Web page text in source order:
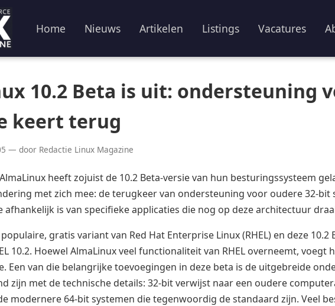
Home Nieuws Artikelen Listings Vacatures
10.2 Beta is uit: ondersteuning
keert terug
— door Redactie Linux Magazine
heeft zojuist de 10.2 Beta-versie van hun besturingssysteem
met zich mee: de terugkeer van ondersteuning voor oudere 32-
afhankelijk is van specifieke applicaties die nog op deze architectuur
gratis variant van Red Hat Enterprise Linux (RHEL) en deze
10.2. Hoewel AlmaLinux veel functionaliteit van RHEL overneemt,
Een van die belangrijke toevoegingen in deze beta is de uitgebreide
zijn met de technische details: 32-bit verwijst naar een oudere
modernere 64-bit systemen die tegenwoordig de standaard zijn. Veel